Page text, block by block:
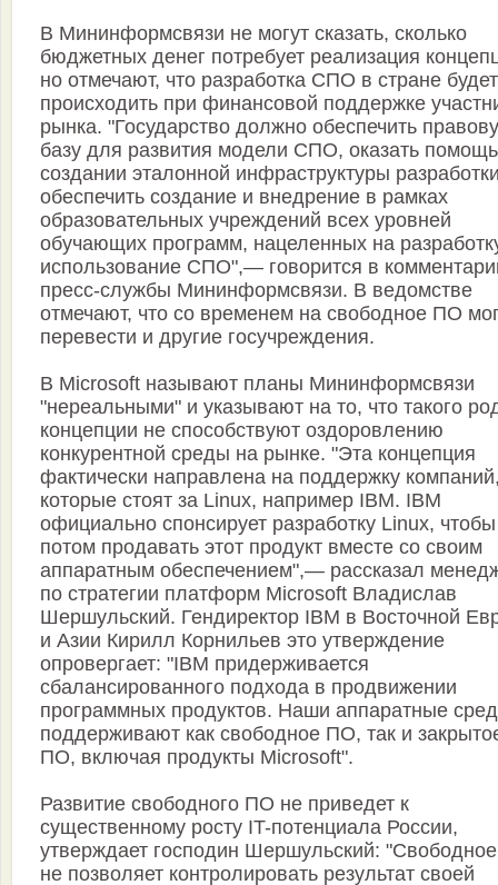
В Мининформсвязи не могут сказать, сколько
бюджетных денег потребует реализация
но отмечают, что разработка СПО в стране будет
происходить при финансовой поддержке
рынка. "Государство должно обеспечить
базу для развития модели СПО, оказать
создании эталонной инфраструктуры
обеспечить создание и внедрение в рамках
образовательных учреждений всех уровней
обучающих программ, нацеленных на
использование СПО",— говорится в
пресс-службы Мининформсвязи. В ведомстве
отмечают, что со временем на свободное ПО
перевести и другие госучреждения.
В Microsoft называют планы Мининформсвязи
"нереальными" и указывают на то, что такого
концепции не способствуют оздоровлению
конкурентной среды на рынке. "Эта концепция
фактически направлена на поддержку
которые стоят за Linux, например IBM. IBM
официально спонсирует разработку Linux, чтобы
потом продавать этот продукт вместе со своим
аппаратным обеспечением",— рассказал
по стратегии платформ Microsoft Владислав
Шершульский. Гендиректор IBM в Восточной
и Азии Кирилл Корнильев это утверждение
опровергает: "IBM придерживается
сбалансированного подхода в продвижении
программных продуктов. Наши аппаратные
поддерживают как свободное ПО, так и
ПО, включая продукты Microsoft".
Развитие свободного ПО не приведет к
существенному росту IT-потенциала России,
утверждает господин Шершульский:
не позволяет контролировать результат своей